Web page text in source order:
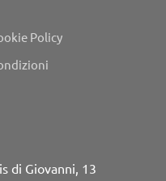
Policy
di Giovanni, 13